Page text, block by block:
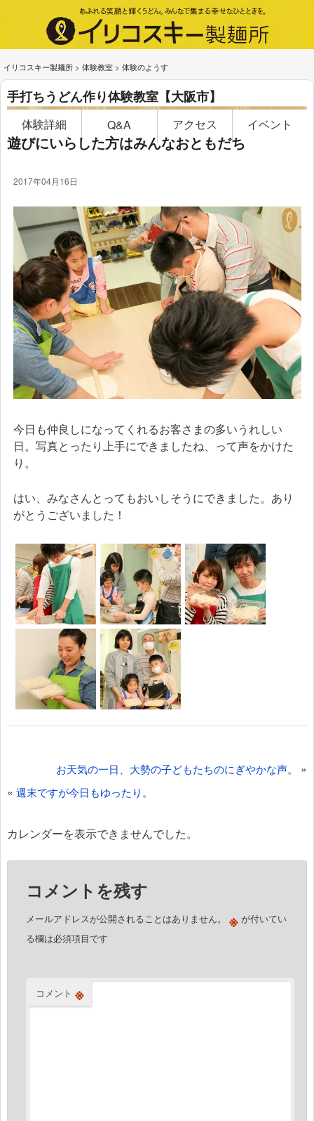
イリコスキー製麺所 > 体験教室 > 体験のようす
手打ちうどん作り体験教室【大阪市】
体験詳細 Q&A アクセス イベント
遊びにいらした方はみんなおともだち
2017年04月16日
今日も仲良しになってくれるお客さまの多いうれしい
日。写真とったり上手にできましたね、って声をかけた
り。
はい、みなさんとってもおいしそうにできました。あり
がとうございました！
稿
ビ
お天気の一日、大勢の子どもたちのにぎやかな声。
»
« 週末ですが今日もゆったり。
カレンダーを表示できませんでした。
コメントを残す
メールアドレスが公開されることはありません。 ※が付いてい
る欄は必須項目です
コメント ※